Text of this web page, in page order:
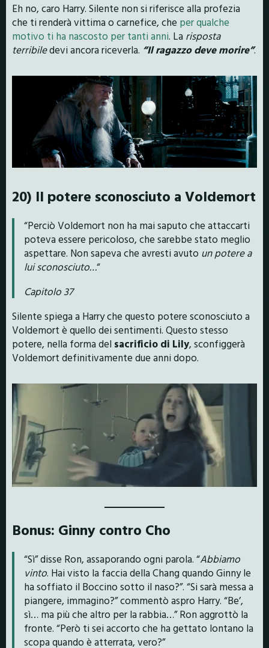
Eh no, caro Harry. Silente non si riferisce alla profezia
che ti renderà vittima o carnefice, che per qualche
motivo ti ha nascosto per tanti anni. La risposta
terribiledevi ancora riceverla. “Il ragazzo deve morire”.
20) Il potere sconosciuto a Voldemort
“Perciò Voldemort non ha mai saputo che attaccarti
poteva essere pericoloso, che sarebbe stato meglio
aspettare. Non sapeva che avresti avuto un potere a
lui sconosciuto…“
Capitolo 37
Silente spiega a Harry che questo potere sconosciuto a
Voldemort è quello dei sentimenti. Questo stesso
potere, nella forma del sacrificio di Lily, sconfiggerà
Voldemort definitivamente due anni dopo.
Bonus: Ginny contro Cho
“Sì” disse Ron, assaporando ogni parola. “Abbiamo
vinto. Hai visto la faccia della Chang quando Ginny le
ha soffiato il Boccino sotto il naso?”. “Si sarà messa a
piangere, immagino?” commentò aspro Harry. “Be’,
sì… ma più che altro per la rabbia…” Ron aggrottò la
fronte. “Però ti sei accorto che ha gettato lontano la
scopa quando è atterrata, vero?”